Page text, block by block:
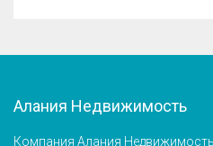
Алания Недвижимость
Компания Алания